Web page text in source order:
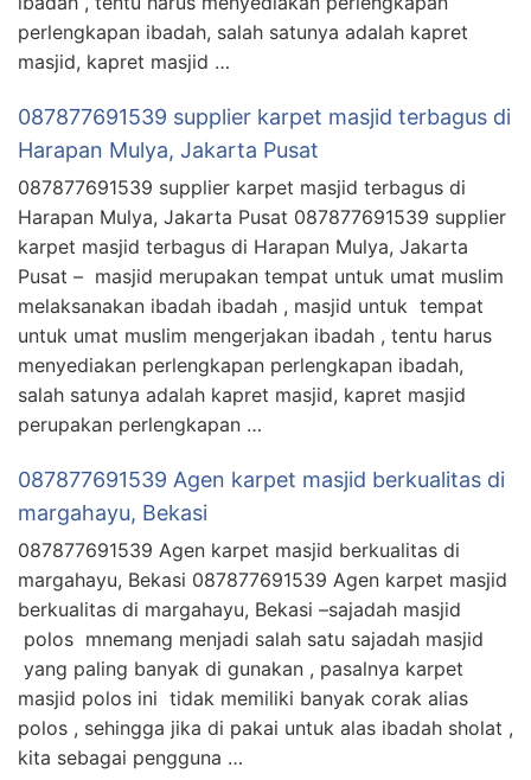
perlengkapan ibadah, salah satunya adalah kapret
masjid, kapret masjid …
087877691539 supplier karpet masjid terbagus di
Harapan Mulya, Jakarta Pusat
087877691539 supplier karpet masjid terbagus di
Harapan Mulya, Jakarta Pusat 087877691539 supplier
karpet masjid terbagus di Harapan Mulya, Jakarta
Pusat – masjid merupakan tempat untuk umat muslim
melaksanakan ibadah ibadah , masjid untuk tempat
untuk umat muslim mengerjakan ibadah , tentu harus
menyediakan perlengkapan perlengkapan ibadah,
salah satunya adalah kapret masjid, kapret masjid
perupakan perlengkapan …
087877691539 Agen karpet masjid berkualitas di
margahayu, Bekasi
087877691539 Agen karpet masjid berkualitas di
margahayu, Bekasi 087877691539 Agen karpet masjid
berkualitas di margahayu, Bekasi –sajadah masjid
polos mnemang menjadi salah satu sajadah masjid
yang paling banyak di gunakan , pasalnya karpet
masjid polos ini tidak memiliki banyak corak alias
polos , sehingga jika di pakai untuk alas ibadah sholat ,
kita sebagai pengguna …